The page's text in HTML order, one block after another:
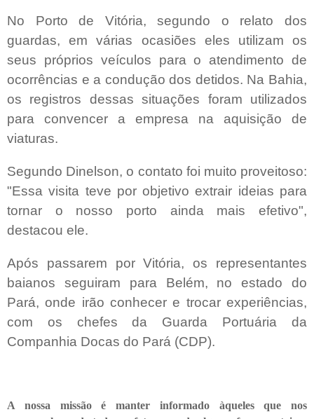
No Porto de Vitória, segundo o relato dos
guardas, em várias ocasiões eles utilizam os
seus próprios veículos para o atendimento de
ocorrências e a condução dos detidos. Na Bahia,
os registros dessas situações foram utilizados
para convencer a empresa na aquisição de
viaturas.
Segundo Dinelson, o contato foi muito proveitoso:
"Essa visita teve por objetivo extrair ideias para
tornar o nosso porto ainda mais efetivo",
destacou ele.
Após passarem por Vitória, os representantes
baianos seguiram para Belém, no estado do
Pará, onde irão conhecer e trocar experiências,
com os chefes da Guarda Portuária da
Companhia Docas do Pará (CDP).
A nossa missão é manter informado àqueles que nos